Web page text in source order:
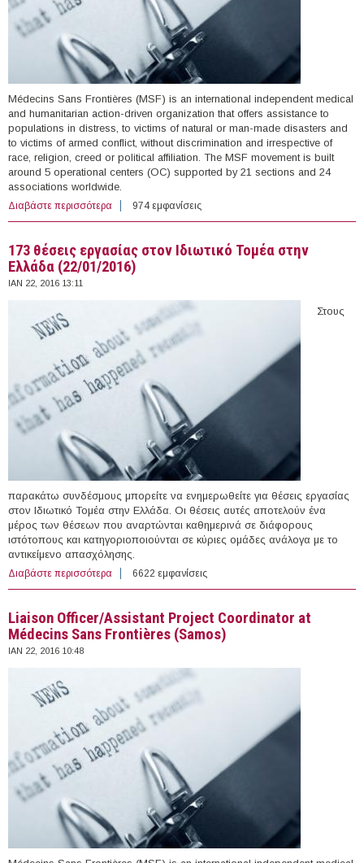
Médecins Sans Frontières (MSF) is an international independent medical
and humanitarian action-driven organization that offers assistance to
populations in distress, to victims of natural or man-made disasters and
to victims of armed conflict, without discrimination and irrespective of
race, religion, creed or political affiliation. The MSF movement is built
around 5 operational centers (OC) supported by 21 sections and 24
associations worldwide.
Διαβάστε περισσότερα για Team Support Psychologist at "Médecins Sans
Frontières" (Kos, Leros, Eidomeni, Lesvos)
974 εμφανίσεις
173 θέσεις εργασίας στον Ιδιωτικό Τομέα στην
Ελλάδα (22/01/2016)
ΙΑΝ 22, 2016 13:11
Στους
παρακάτω συνδέσμους μπορείτε να ενημερωθείτε για θέσεις εργασίας
στον Ιδιωτικό Τομέα στην Ελλάδα. Οι θέσεις αυτές αποτελούν ένα
μέρος των θέσεων που αναρτώνται καθημερινά σε διάφορους
ιστότοπους και κατηγοριοποιούνται σε κύριες ομάδες ανάλογα με το
αντικείμενο απασχόλησης.
Διαβάστε περισσότερα για 173 θέσεις εργασίας στον Ιδιωτικό Τομέα στην
Ελλάδα (22/01/2016)
6622 εμφανίσεις
Liaison Officer/Assistant Project Coordinator at
Médecins Sans Frontières (Samos)
ΙΑΝ 22, 2016 10:48